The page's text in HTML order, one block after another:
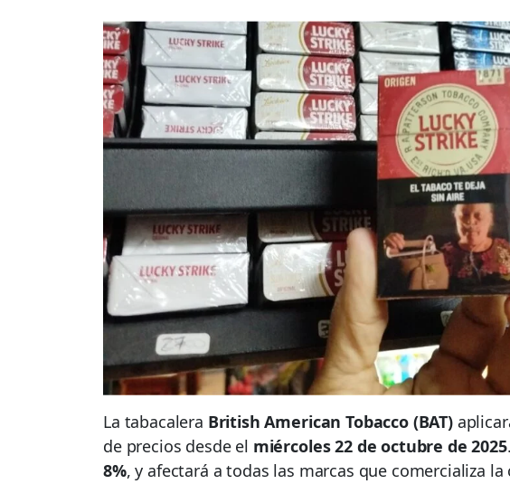
La tabacalera British American Tobacco (BAT)
de precios desde el miércoles 22 de octubre de 2025
8%, y afectará a todas las marcas que comercializa